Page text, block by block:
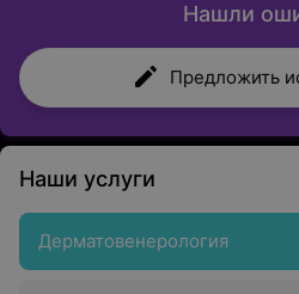
Нашли
Предложить
Наши услуги
Дерматовенерология